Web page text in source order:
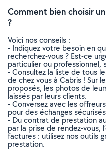
Comment bien choisir
?
Voici nos conseils :
- Indiquez votre besoin en
recherchez-vous ? Est-ce
particulier ou professionnel,
- Consultez la liste de tous
de chez vous à Cabris ! Sur
proposés, les photos de
laissés par leurs clients.
- Conversez avec les
pour des échanges
- Du contrat de prestation
par la prise de rendez-vous,
factures : utilisez nos outils
prestation.